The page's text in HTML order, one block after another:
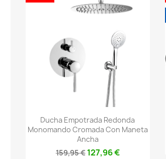
Vista rápida
Ducha Empotrada Redonda
Monomando Cromada Con Maneta
Ancha
159,95 € 127,96 €